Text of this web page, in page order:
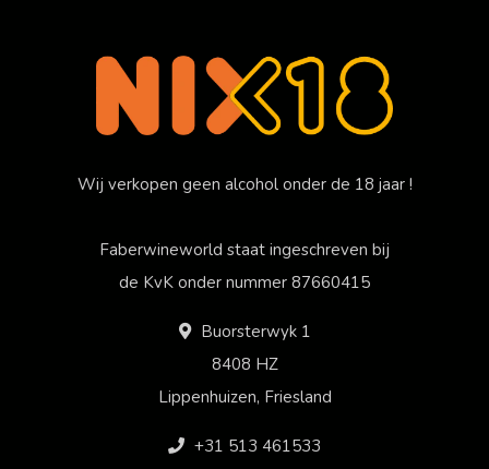
Wij verkopen geen alcohol onder de 18 jaar !
Faberwineworld staat ingeschreven bij
de KvK onder nummer 87660415
Buorsterwyk 1
8408 HZ
Lippenhuizen, Friesland
+31 513 461533